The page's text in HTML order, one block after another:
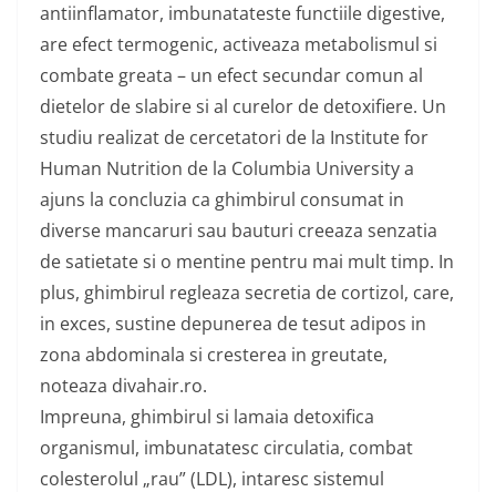
antiinflamator, imbunatateste functiile digestive,
are efect termogenic, activeaza metabolismul si
combate greata – un efect secundar comun al
dietelor de slabire si al curelor de detoxifiere. Un
studiu realizat de cercetatori de la Institute for
Human Nutrition de la Columbia University a
ajuns la concluzia ca ghimbirul consumat in
diverse mancaruri sau bauturi creeaza senzatia
de satietate si o mentine pentru mai mult timp. In
plus, ghimbirul regleaza secretia de cortizol, care,
in exces, sustine depunerea de tesut adipos in
zona abdominala si cresterea in greutate,
noteaza divahair.ro.
Impreuna, ghimbirul si lamaia detoxifica
organismul, imbunatatesc circulatia, combat
colesterolul „rau” (LDL), intaresc sistemul